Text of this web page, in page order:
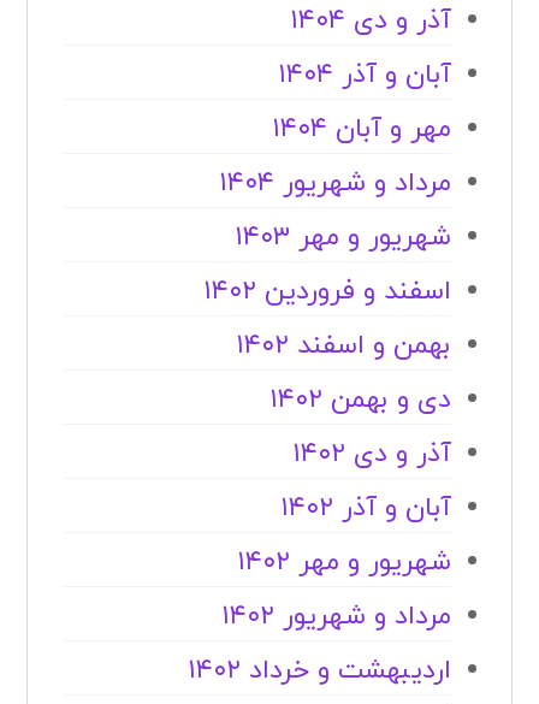
آذر و دی ۱۴۰۴
آبان و آذر ۱۴۰۴
مهر و آبان ۱۴۰۴
مرداد و شهریور ۱۴۰۴
شهریور و مهر ۱۴۰۳
اسفند و فروردین ۱۴۰۲
بهمن و اسفند ۱۴۰۲
دی و بهمن ۱۴۰۲
آذر و دی ۱۴۰۲
آبان و آذر ۱۴۰۲
شهریور و مهر ۱۴۰۲
مرداد و شهریور ۱۴۰۲
اردیبهشت و خرداد ۱۴۰۲